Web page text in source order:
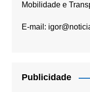
Mobilidade e
E-mail:
Publicidade